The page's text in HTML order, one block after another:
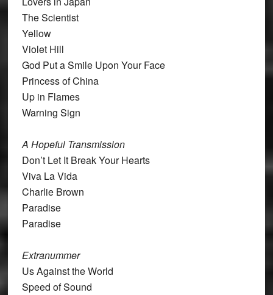
The Scientist
Yellow
Violet Hill
God Put a Smile Upon Your Face
Princess of China
Up in Flames
Warning Sign
A Hopeful Transmission
Don’t Let It Break Your Hearts
Viva La Vida
Charlie Brown
Paradise
Paradise
Extranummer
Us Against the World
Speed of Sound